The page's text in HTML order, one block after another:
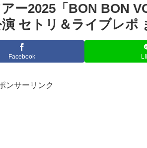
ー2025「BON BON
セトリ＆ライブレポ
Facebook
ンサーリンク